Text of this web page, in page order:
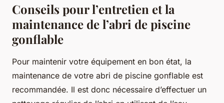
Conseils pour l’entretien et la
maintenance de l’abri de piscine
gonflable
Pour maintenir votre équipement en bon état, la
maintenance de votre abri de piscine gonflable est
recommandée. Il est donc nécessaire d’effectuer un